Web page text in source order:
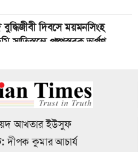
নাগ‌রিক ফোরা‌মের সভা
জুলাই শহীদ পরিবার এবং
সংবর্ধনা ও আলোচনা
দিবসে ময়মনসিংহ
স্মৃতিস্তম্ভে পুষ্পস্তবক অর্পণ
রুফটপ সোলার কর্মসূচি সংক্রান্ত
আখতার ইউসুফ
দীপক কুমার আচার্য